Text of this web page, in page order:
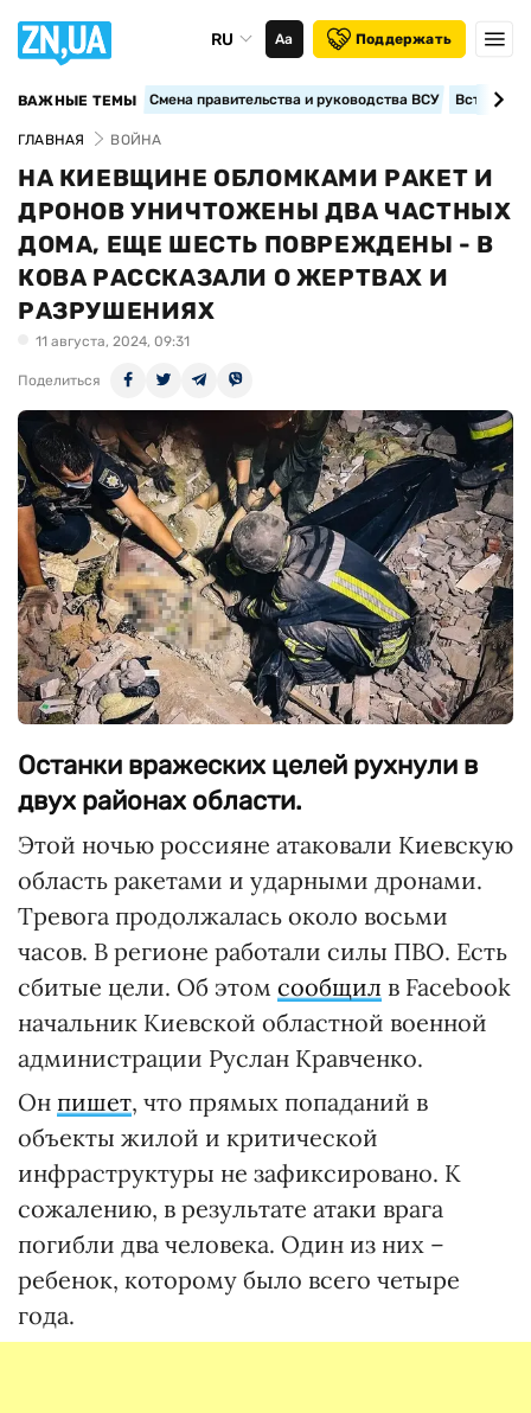
RU Аа Поддержать
ВАЖНЫЕ ТЕМЫ Смена правительства и руководства ВСУ
ГЛАВНАЯ ВОЙНА
НА КИЕВЩИНЕ ОБЛОМКАМИ РАКЕТ И
ДРОНОВ УНИЧТОЖЕНЫ ДВА ЧАСТНЫХ
ДОМА, ЕЩЕ ШЕСТЬ ПОВРЕЖДЕНЫ - В
КОВА РАССКАЗАЛИ О ЖЕРТВАХ И
РАЗРУШЕНИЯХ
11 августа, 2024, 09:31
Поделиться
Останки вражеских целей рухнули в
двух районах области.
Этой ночью россияне атаковали Киевскую
область ракетами и ударными дронами.
Тревога продолжалась около восьми
часов. В регионе работали силы ПВО. Есть
сбитые цели. Об этом сообщил в Facebook
начальник Киевской областной военной
администрации Руслан Кравченко.
Он пишет, что прямых попаданий в
объекты жилой и критической
инфраструктуры не зафиксировано. К
сожалению, в результате атаки врага
погибли два человека. Один из них –
ребенок, которому было всего четыре
года.